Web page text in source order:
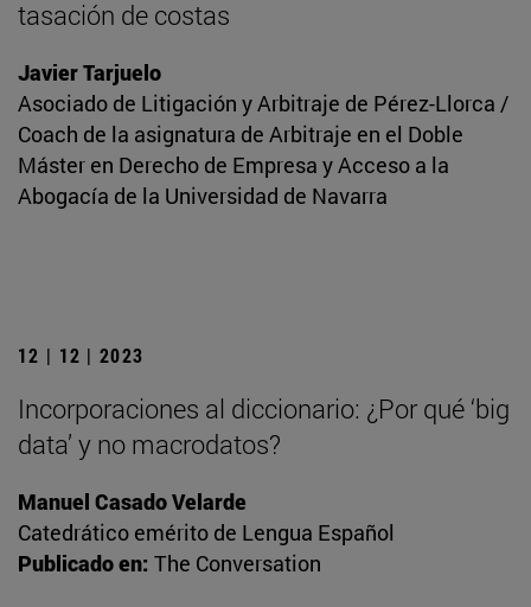
tasación de costas
Javier Tarjuelo
Asociado de Litigación y Arbitraje de Pérez-Llorca /
Coach de la asignatura de Arbitraje en el Doble
Máster en Derecho de Empresa y Acceso a la
Abogacía de la Universidad de Navarra
12 | 12 | 2023
Incorporaciones al diccionario: ¿Por qué ‘big
data’ y no macrodatos?
Manuel Casado Velarde
Catedrático emérito de Lengua Español
Publicado en: The Conversation